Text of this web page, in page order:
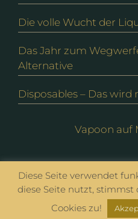
Die volle Wucht der
Das Jahr zum
Alternative
Disposables – Das
Vapoon auf
© vapoon seit 2016 |
Diese Seite verwendet
diese Seite nutzt, stimmst
Cookies zu!